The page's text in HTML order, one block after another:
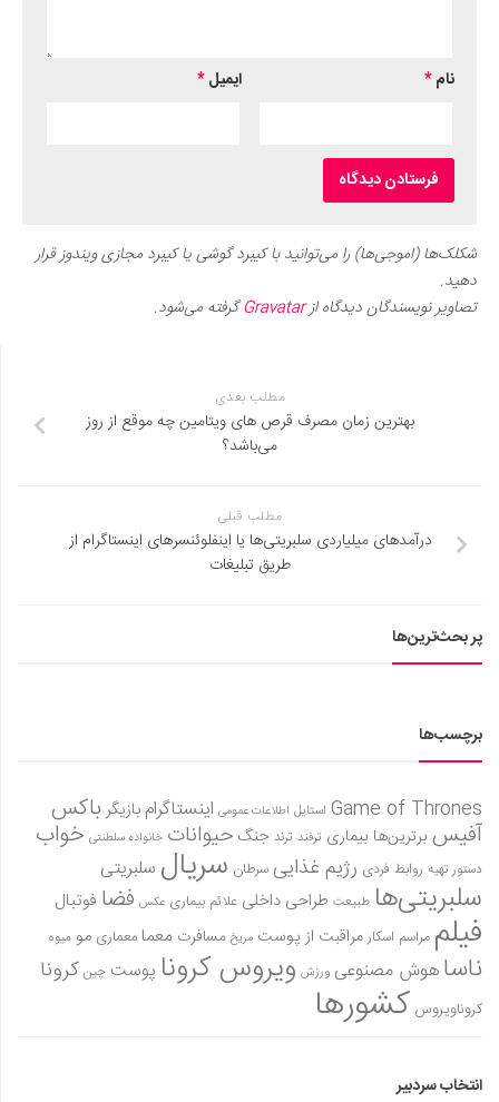
نام* ایمیل*
شکلک‌ها (اموجی‌ها) را می‌توانید با کیبرد گوشی یا کیبرد مجازی ویندوز قرار
دهید.
تصاویر نویسندگان دیدگاه ازGravatarگرفته می‌شود.
مطلب بعدی
بهترین زمان مصرف قرص های ویتامین چه موقع از روز
می‌باشد؟
مطلب قبلی
درآمدهای میلیاردی سلبریتی‌ها یا اینفلوئنسرهای اینستاگرام از
طریق تبلیغات
پر بحث‌ترین‌ها
برچسب‌ها
Game of Thrones استایل اطلاعات عمومی اینستاگرام بازیگر باکس
آفیس برترین‌ها بیماری ترفند ترند جنگ حیوانات خانواده سلطنتی خواب
دستور تهیه روابط فردی رژیم غذاییسرطان سریال سلبریتی
سلبریتی‌ها طبیعت طراحی داخلی علائم بیماری عکس فضا فوتبال
فیلم مراسم اسکارمراقبت از پوست مریخ مسافرت معمامعماری مو میوه
ناساهوش مصنوعی ورزش ویروس کرونا پوست چین کرونا
کروناویروس کشورها
انتخاب سردبیر